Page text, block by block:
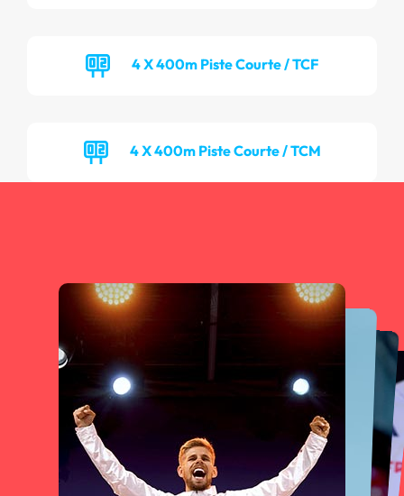
4 X 400m Piste Courte / TCF
4 X 400m Piste Courte / TCM